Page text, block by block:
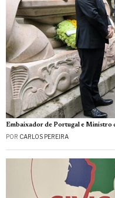
Embaixador de Portugal e Ministro
POR CARLOS PEREIRA